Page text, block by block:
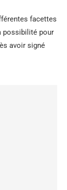
facettes
possibilité pour
avoir signé